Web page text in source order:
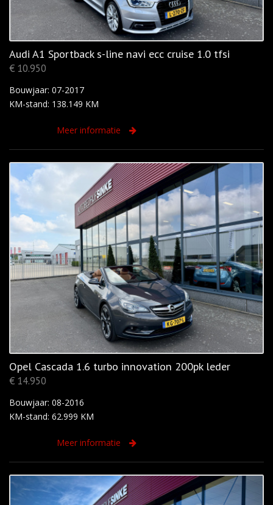
Audi A1 Sportback s-line navi ecc cruise 1.0 tfsi
€ 10.950
Bouwjaar: 07-2017
KM-stand: 138.149 KM
Meer informatie
Opel Cascada 1.6 turbo innovation 200pk leder
€ 14.950
Bouwjaar: 08-2016
KM-stand: 62.999 KM
Meer informatie